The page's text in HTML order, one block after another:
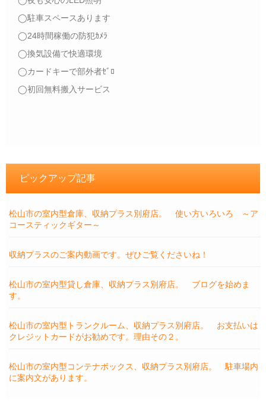
◯駐車スペースあります
◯24時間稼働の防犯ｶﾒﾗ
◯換気設備で快適環境
◯カードキーで部外者ｾﾞﾛ
◯初回無料搬入サービス
ピックアップ記事
松山市の室内型倉庫、収納プラス別府店。 使い方いろいろ ～ア
コースティックギター～
収納プラスのご案内動画です。ぜひご覧くださいね！
松山市の室内型貸し倉庫、収納プラス別府店。 ブログを始めま
す。
松山市の室内型トランクルーム、収納プラス別府店。 お支払いは
クレジットカードがお勧めです。理由その２。
松山市の室内型コンテナボックス、収納プラス別府店。 駐車場内
に案内文があります。